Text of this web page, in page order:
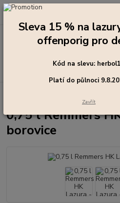
+420 273 136 255
0,75 l
0,75 l Remmers
borovice
Sleva 15 % na
offenporig pro
Kód na slevu:
Platí do půlnoci
Zavřít